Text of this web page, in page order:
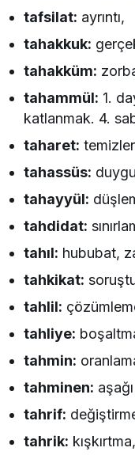
tafsilat: ayrıntı,
tahakkuk:
tahakküm:
tahammül: 1.
katlanmak. 4.
taharet:
tahassüs:
tahayyül:
tahdidat:
tahıl: hububat,
tahkikat:
tahlil:
tahliye:
tahmin:
tahminen:
tahrif:
tahrik: kışkırtma,